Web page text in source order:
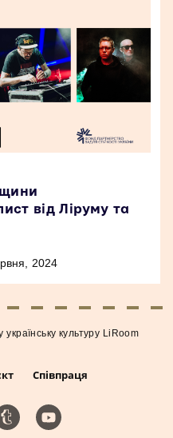
від Ліруму та
2024
Співпраця
культуру LiRoom